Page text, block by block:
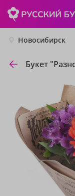
Новосибирск
Букет